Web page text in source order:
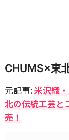
CHUMS×東
元記事:米沢織
北の伝統工芸と
売！